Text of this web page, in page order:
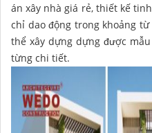
án xây nhà giá rẻ, thiết kế
chỉ dao động trong khoảng
thể xây dựng dựng được
từng chi tiết.